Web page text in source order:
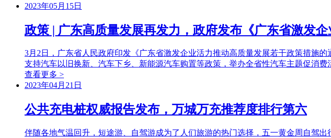
2023年05月15日
政策 | 广东高质量发展再发力，政府发布《广东省激发
3月2日，广东省人民政府印发《广东省激发企业活力推动高质量发展若干政策措施
支持汽车以旧换新、汽车下乡、新能源汽车购置等政策，举办全省性汽车主题促消费
查看更多 >
2023年04月21日
公共充电桩权威报告发布，万城万充推荐度排行第六
伴随各地气温回升，短途游、自驾游成为了人们旅游的热门选择，五一黄金周自驾出